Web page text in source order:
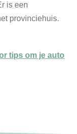
is een
provinciehuis.
tips om je auto